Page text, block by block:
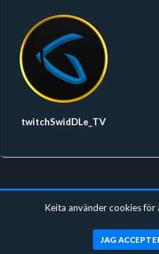
twitchSwidDLe_TV
Keita använder cookies
JAG